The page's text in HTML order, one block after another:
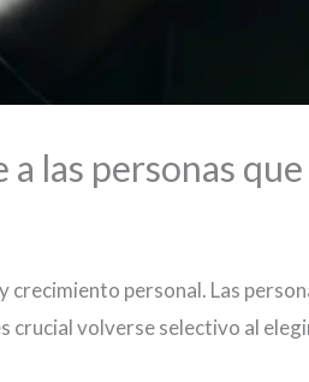
las personas
personal. Las
volverse selectivo al